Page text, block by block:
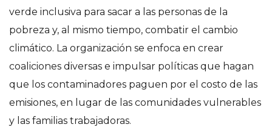
verde inclusiva para sacar a las personas de la
pobreza y, al mismo tiempo, combatir el cambio
climático. La organización se enfoca en crear
coaliciones diversas e impulsar políticas que hagan
que los contaminadores paguen por el costo de las
emisiones, en lugar de las comunidades vulnerables
y las familias trabajadoras.